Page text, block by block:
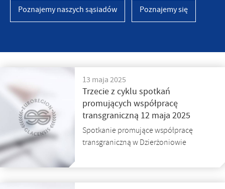
Poznajemy naszych sąsiadów Poznajemy się
13 maja 2025
Trzecie z cyklu spotkań
promujących współpracę
transgraniczną 12 maja 2025
Spotkanie promujące współpracę
transgraniczną w Dzierżoniowie